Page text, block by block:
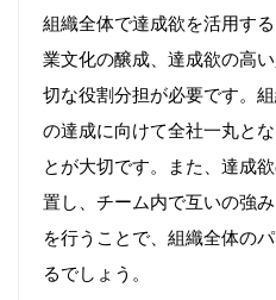
組織全体で達成欲を活用す
業文化の醸成、達成欲の高
切な役割分担が必要です。
の達成に向けて全社一丸と
とが大切です。また、達成
置し、チーム内で互いの強
を行うことで、組織全体の
るでしょう。